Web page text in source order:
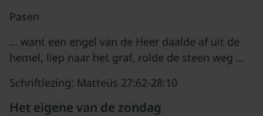
Pasen
… want een engel van de Heer daalde af uit de
hemel, liep naar het graf, rolde de steen weg …
Schriftlezing: Matteüs 27:62-28:10
Het eigene van de zondag